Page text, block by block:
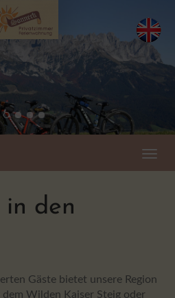
den
Gäste bietet unsere Region
Wilden Kaiser Steig oder